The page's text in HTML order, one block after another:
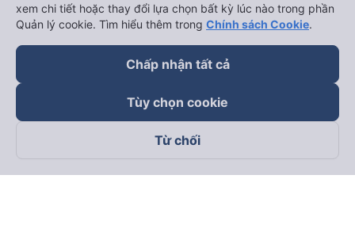
Theo dõi chúng tôi trên
xem chi tiết hoặc thay đổi lựa chọn bất kỳ lúc nào trong phần
Quản lý cookie. Tìm hiểu thêm trong Chính sách Cookie.
Chấp nhận tất cả
Tùy chọn cookie
Từ chối